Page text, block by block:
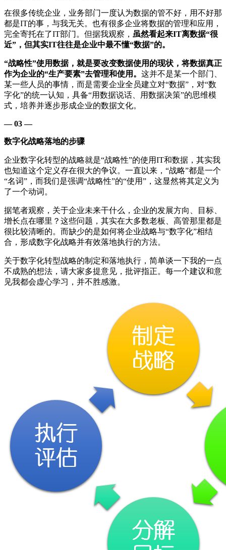
在很多传统企业，业务部门一度认为数据的管不好，用不好那
都是IT的事，与我无关。也有很多企业将数据的管理和应用，
完全寄托在了IT部门。但据我观察， 虽然看起来IT离数据“很
近”，但其实IT往往是企业中最不懂“数据”的。
“战略性”使用数据，就是要改变数据使用的现状，将数据真正
作为企业的“生产要素”去管理和使用。 这并不是某一个部门、
某一些人员的事情，而是需要企业全员建立对“数据”，对“数
字化”的统一认知，具备“用数据说话、用数据决策”的思维模
式，培养并逐步形成企业的数据文化。
— 03 —
数字化战略落地的步骤
企业数字化转型的战略就是“战略性”的使用IT和数据，其实我
也知道这个定义存在很大的争议。一直以来，“战略”都是一个
“名词”，而我们是强调“战略性”的“使用”，这显然将其定义为
了一个动词。
据笔者观察，关于企业未来干什么，企业的发展方向、目标、
增长点在哪里？这些问题，其实在大多数老板、高管那里都是
很比较清晰的。而缺少的是如何将企业战略与“数字化”相结
合，形成数字化战略并有效落地执行的方法。
关于数字化转型战略的制定和落地执行，简单谈一下我的一点
不成熟的想法，请大家多提意见，批评指正。每一个建议和意
见我都会虚心学习，并不胜感激。